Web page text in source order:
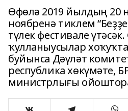
Өфөлә 2019 йылдың 20
ноябренә тиклем
түлек фестивале
ҡулланыусылар
буйынса Дәүләт
республика хөкүмәте,
министрлығы